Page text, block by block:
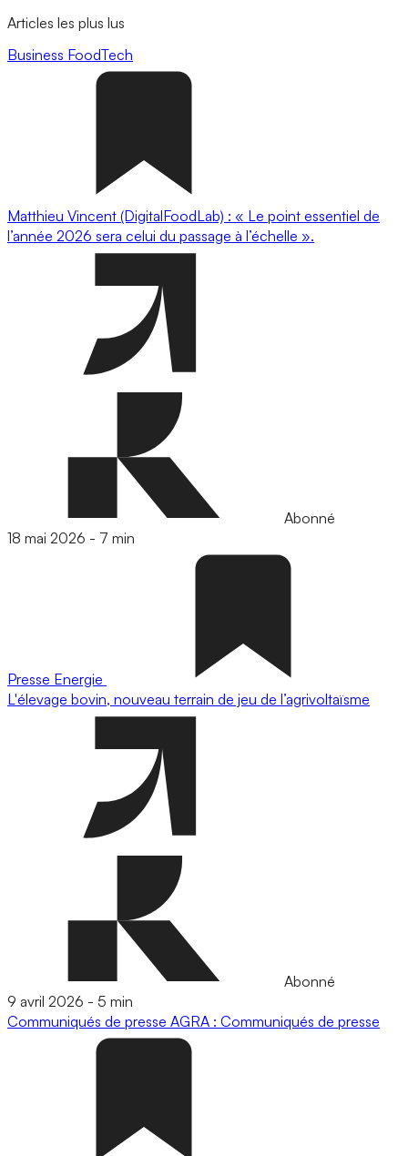
Articles les plus lus
Business FoodTech
Matthieu Vincent (DigitalFoodLab) : « Le point essentiel de
l’année 2026 sera celui du passage à l’échelle ».
Abonné
18 mai 2026 - 7 min
Presse Energie
L'élevage bovin, nouveau terrain de jeu de l’agrivoltaïsme
Abonné
9 avril 2026 - 5 min
Communiqués de presse AGRA : Communiqués de presse